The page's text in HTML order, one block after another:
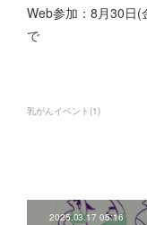
Web参加：8月30日(
で
乳がんイベント (1)
2025.03.17 05:16